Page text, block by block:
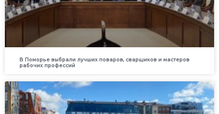
В Поморье выбрали лучших поваров, сварщиков и мастеров
рабочих профессий